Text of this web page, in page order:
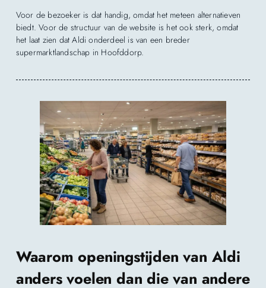
Voor de bezoeker is dat handig, omdat het meteen alternatieven
biedt. Voor de structuur van de website is het ook sterk, omdat
het laat zien dat Aldi onderdeel is van een breder
supermarktlandschap in Hoofddorp.
Waarom openingstijden van Aldi
anders voelen dan die van andere